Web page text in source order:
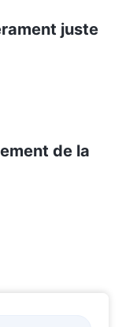
juste
de la